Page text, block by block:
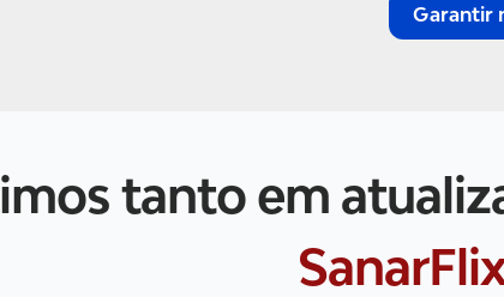
Garantir
tanto em